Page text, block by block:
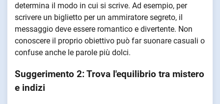
determina il modo in cui si scrive. Ad esempio, per
scrivere un biglietto per un ammiratore segreto, il
messaggio deve essere romantico e divertente. Non
conoscere il proprio obiettivo può far suonare casuali o
confuse anche le parole più dolci.
Suggerimento 2: Trova l'equilibrio tra mistero
e indizi